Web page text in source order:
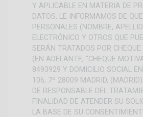
Y APLICABLE EN MATERIA DE
DATOS, LE INFORMAMOS DE
PERSONALES (NOMBRE,
ELECTRÓNICO Y OTROS QUE
SERÁN TRATADOS POR
(EN ADELANTE, "CHEQUE
8493929 Y DOMICILIO SOCIAL
106, 7º 28009 MADRID,
DE RESPONSABLE DEL
FINALIDAD DE ATENDER SU
LA BASE DE SU